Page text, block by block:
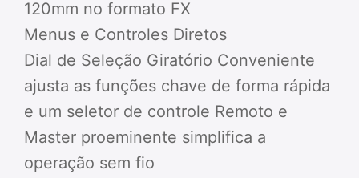
120mm no formato FX
Menus e Controles Diretos
Dial de Seleção Giratório Conveniente
ajusta as funções chave de forma rápida
e um seletor de controle Remoto e
Master proeminente simplifica a
operação sem fio